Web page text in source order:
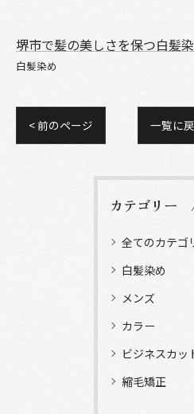
堺市で髪の美しさを保つ白髪
白髪染め
< 前のページ 一覧に
カテゴリー
全てのカテゴ
白髪染め
メンズ
カラー
ビジネスカッ
縮毛矯正